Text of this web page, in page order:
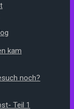
kam
noch?
Teil 1